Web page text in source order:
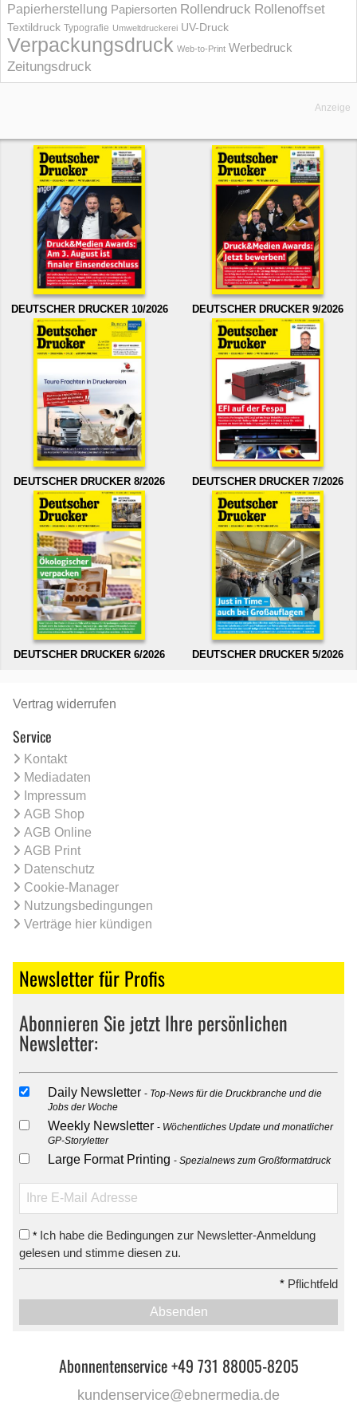
Papierherstellung Papiersorten Rollendruck Rollenoffset
Textildruck Typografie Umweltdruckerei UV-Druck
Verpackungsdruck Web-to-Print Werbedruck
Zeitungsdruck
Anzeige
DEUTSCHER DRUCKER 10/2026 DEUTSCHER DRUCKER 9/2026
DEUTSCHER DRUCKER 8/2026 DEUTSCHER DRUCKER 7/2026
DEUTSCHER DRUCKER 6/2026 DEUTSCHER DRUCKER 5/2026
Vertrag widerrufen
Service
Kontakt
Mediadaten
Impressum
AGB Shop
AGB Online
AGB Print
Datenschutz
Cookie-Manager
Nutzungsbedingungen
Verträge hier kündigen
Newsletter für Profis
Abonnieren Sie jetzt Ihre persönlichen
Newsletter:
Daily Newsletter
Top-News für die Druckbranche und die
Jobs der Woche
Weekly Newsletter
Wöchentliches Update und monatlicher
GP-Storyletter
Large Format Printing Spezialnews zum Großformatdruck
* Ich habe die Bedingungen zur Newsletter-Anmeldung
gelesen und stimme diesen zu.
* Pflichtfeld
Absenden
Abonnentenservice +49 731 88005-8205
kundenservice@ebnermedia.de